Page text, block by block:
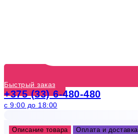
Быстрый заказ
+375 (33) 6-480-480
с 9:00 до 18:00
Описание товара Оплата и доставка